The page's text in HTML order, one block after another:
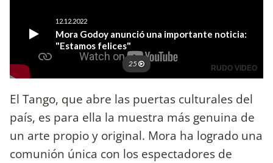
El Tango, que abre las puertas culturales del
país, es para ella la muestra más genuina de
un arte propio y original. Mora ha logrado una
comunión única con los espectadores de